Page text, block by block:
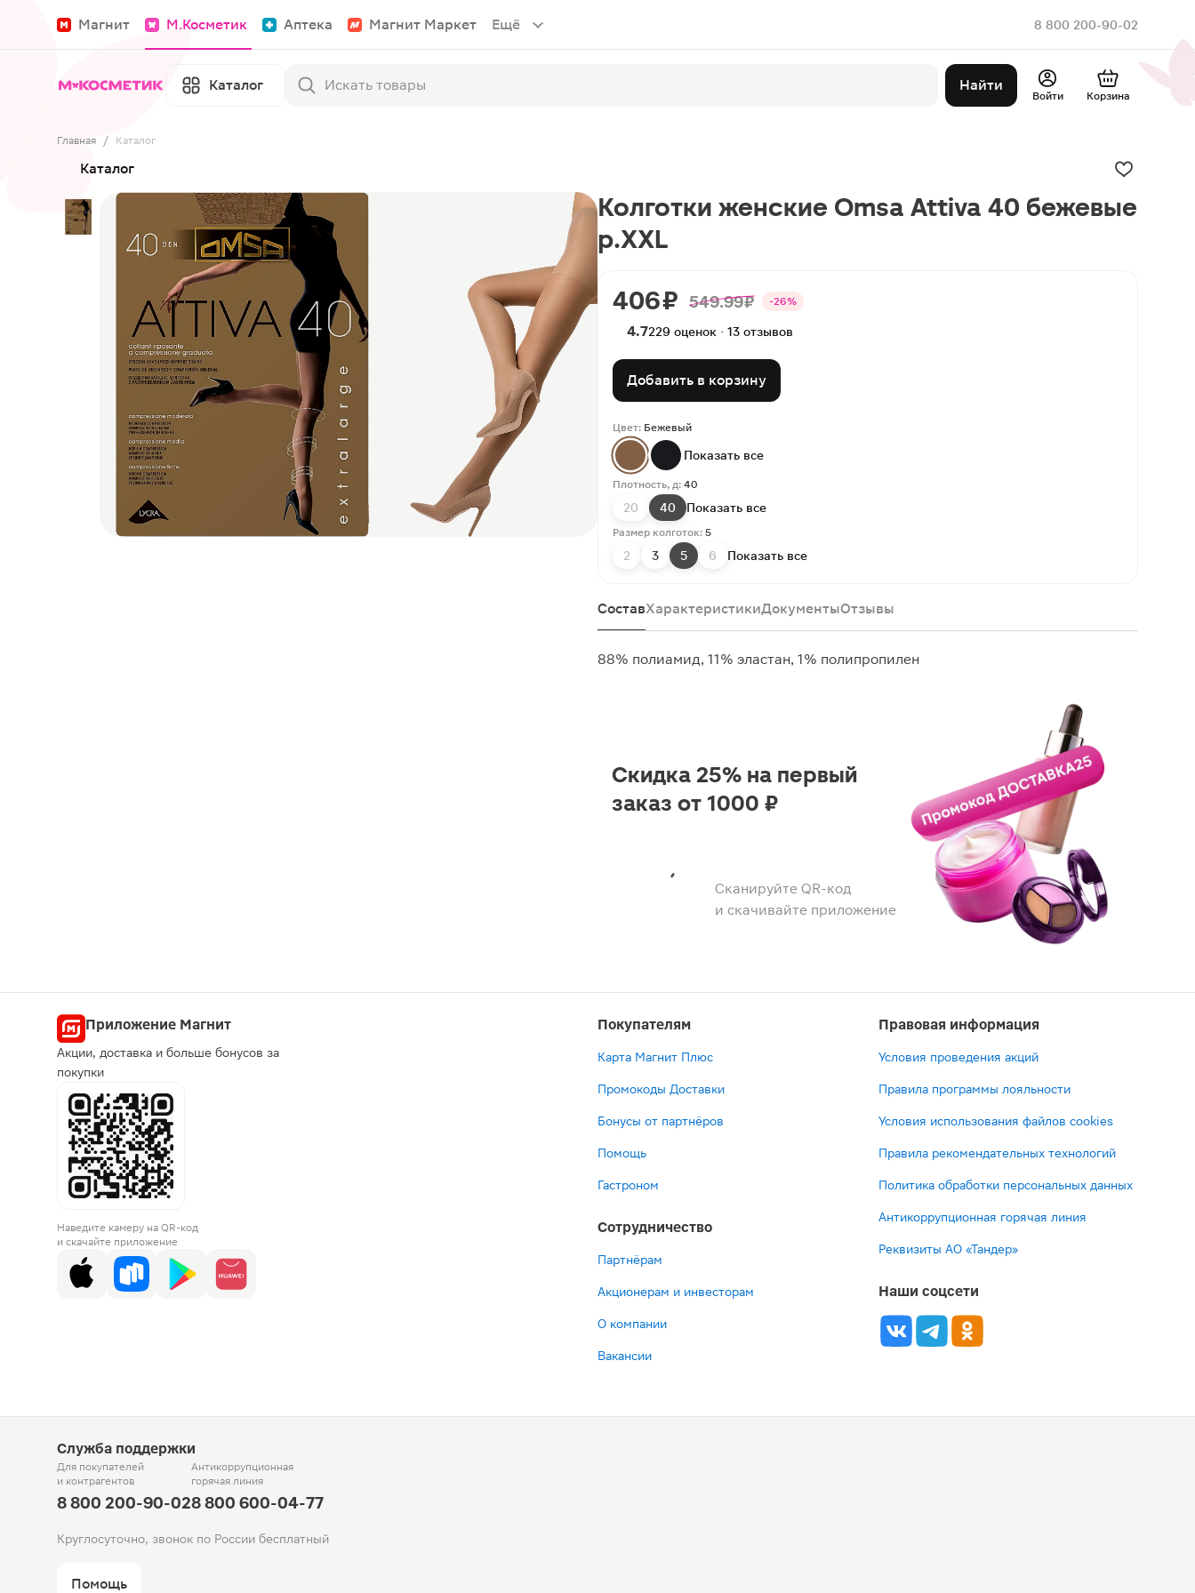
Магнит М.Косметик Аптека Магнит Маркет Ещё 8 800 200-90-02
Каталог Найти
Войти Корзина
Главная / Каталог
Каталог
Колготки женские Omsa Attiva 40 бежевые
р.XXL
406 ₽ 549.99 ₽ -26%
4.7229 оценок · 13 отзывов
Добавить в корзину
Цвет: Бежевый
Показать все
Плотность, д: 40
20 40 Показать все
Размер колготок: 5
2 3 5 6 Показать все
СоставХарактеристикиДокументыОтзывы
88% полиамид, 11% эластан, 1% полипропилен
Сканируйте QR-код
и скачивайте приложение
Скидка 25% на первый
заказ от 1000 ₽
Приложение Магнит
Акции, доставка и больше бонусов за
покупки
Наведите камеру на QR-код
и скачайте приложение
Покупателям
Карта Магнит Плюс
Промокоды Доставки
Бонусы от партнёров
Помощь
Гастроном
Сотрудничество
Партнёрам
Акционерам и инвесторам
О компании
Вакансии
Правовая информация
Условия проведения акций
Правила программы лояльности
Условия использования файлов cookies
Правила рекомендательных технологий
Политика обработки персональных данных
Антикоррупционная горячая линия
Реквизиты АО «Тандер»
Наши соцсети
Служба поддержки
Для покупателей
и контрагентов
8 800 200-90-02
Антикоррупционная
горячая линия
8 800 600-04-77
Круглосуточно, звонок по России бесплатный
Помощь